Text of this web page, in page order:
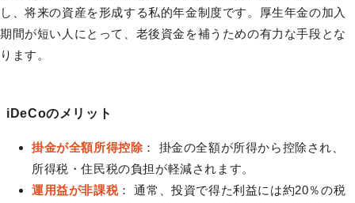
し、将来の資産を形成する私的年金制度です。厚生年金の加入
期間が短い人にとって、老後資金を補うための有力な手段とな
ります。
iDeCoのメリット
掛金が全額所得控除 ： 掛金の全額が所得から控除され、
所得税・住民税の負担が軽減されます。
運用益が非課税： 通常、投資で得た利益には約20％の税